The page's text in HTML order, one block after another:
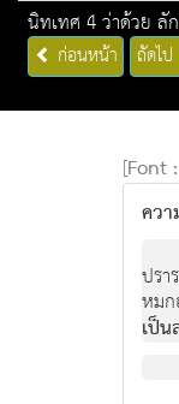
นิทเทศ 4 ว่าด้วย
ก่อนหน้า ถัดไป
[Font :
คว
ปรา
หม
เป็